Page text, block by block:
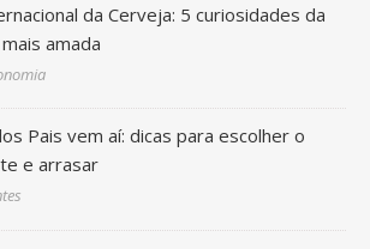
da Cerveja: 5 curiosidades da
amada
Pais vem aí: dicas para escolher o
e arrasar